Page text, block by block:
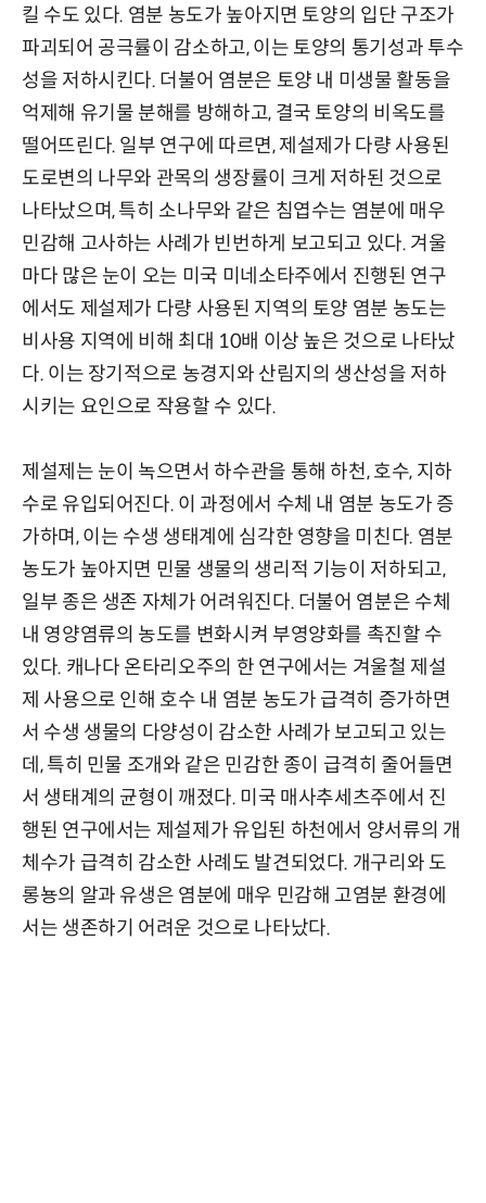
킬 수도 있다. 염분 농도가 높아지면 토양의 입단 구조가
파괴되어 공극률이 감소하고, 이는 토양의 통기성과 투수
성을 저하시킨다. 더불어 염분은 토양 내 미생물 활동을
억제해 유기물 분해를 방해하고, 결국 토양의 비옥도를
떨어뜨린다. 일부 연구에 따르면, 제설제가 다량 사용된
도로변의 나무와 관목의 생장률이 크게 저하된 것으로
나타났으며, 특히 소나무와 같은 침엽수는 염분에 매우
민감해 고사하는 사례가 빈번하게 보고되고 있다. 겨울
마다 많은 눈이 오는 미국 미네소타주에서 진행된 연구
에서도 제설제가 다량 사용된 지역의 토양 염분 농도는
비사용 지역에 비해 최대 10배 이상 높은 것으로 나타났
다. 이는 장기적으로 농경지와 산림지의 생산성을 저하
시키는 요인으로 작용할 수 있다.
제설제는 눈이 녹으면서 하수관을 통해 하천, 호수, 지하
수로 유입되어진다. 이 과정에서 수체 내 염분 농도가 증
가하며, 이는 수생 생태계에 심각한 영향을 미친다. 염분
농도가 높아지면 민물 생물의 생리적 기능이 저하되고,
일부 종은 생존 자체가 어려워진다. 더불어 염분은 수체
내 영양염류의 농도를 변화시켜 부영양화를 촉진할 수
있다. 캐나다 온타리오주의 한 연구에서는 겨울철 제설
제 사용으로 인해 호수 내 염분 농도가 급격히 증가하면
서 수생 생물의 다양성이 감소한 사례가 보고되고 있는
데, 특히 민물 조개와 같은 민감한 종이 급격히 줄어들면
서 생태계의 균형이 깨졌다. 미국 매사추세츠주에서 진
행된 연구에서는 제설제가 유입된 하천에서 양서류의 개
체수가 급격히 감소한 사례도 발견되었다. 개구리와 도
롱뇽의 알과 유생은 염분에 매우 민감해 고염분 환경에
서는 생존하기 어려운 것으로 나타났다.